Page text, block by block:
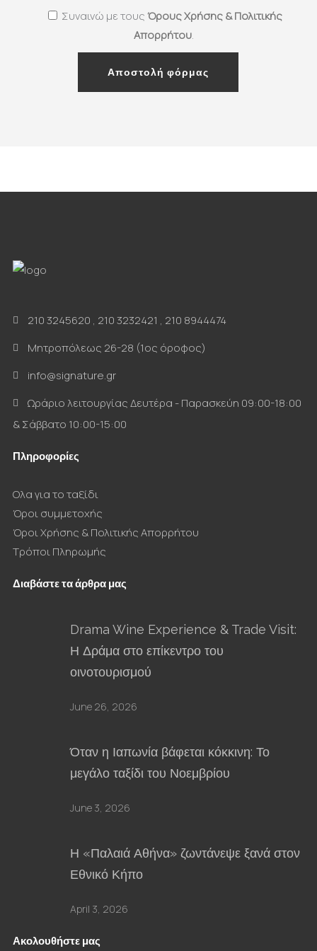
Συναινώ με τουςΌρους Χρήσης & Πολιτικής
Απορρήτου.
210 3245620 , 210 3232421 , 210 8944474
Μητροπόλεως 26-28 (1ος όροφος)
info@signature.gr
Ωράριο λειτουργίας Δευτέρα - Παρασκεύη 09:00-18:00
& Σάββατο 10:00-15:00
Πληροφορίες
Ολα για το ταξίδι
Όροι συμμετοχής
Όροι Χρήσης & Πολιτικής Απορρήτου
Τρόποι Πληρωμής
Διαβάστε τα άρθρα μας
Drama Wine Experience & Trade Visit:
Η Δράμα στο επίκεντρο του
οινοτουρισμού
June 26, 2026
Όταν η Ιαπωνία βάφεται κόκκινη: Το
μεγάλο ταξίδι του Νοεμβρίου
June 3, 2026
Η «Παλαιά Αθήνα» ζωντάνεψε ξανά στον
Εθνικό Κήπο
April 3, 2026
Ακολουθήστε μας